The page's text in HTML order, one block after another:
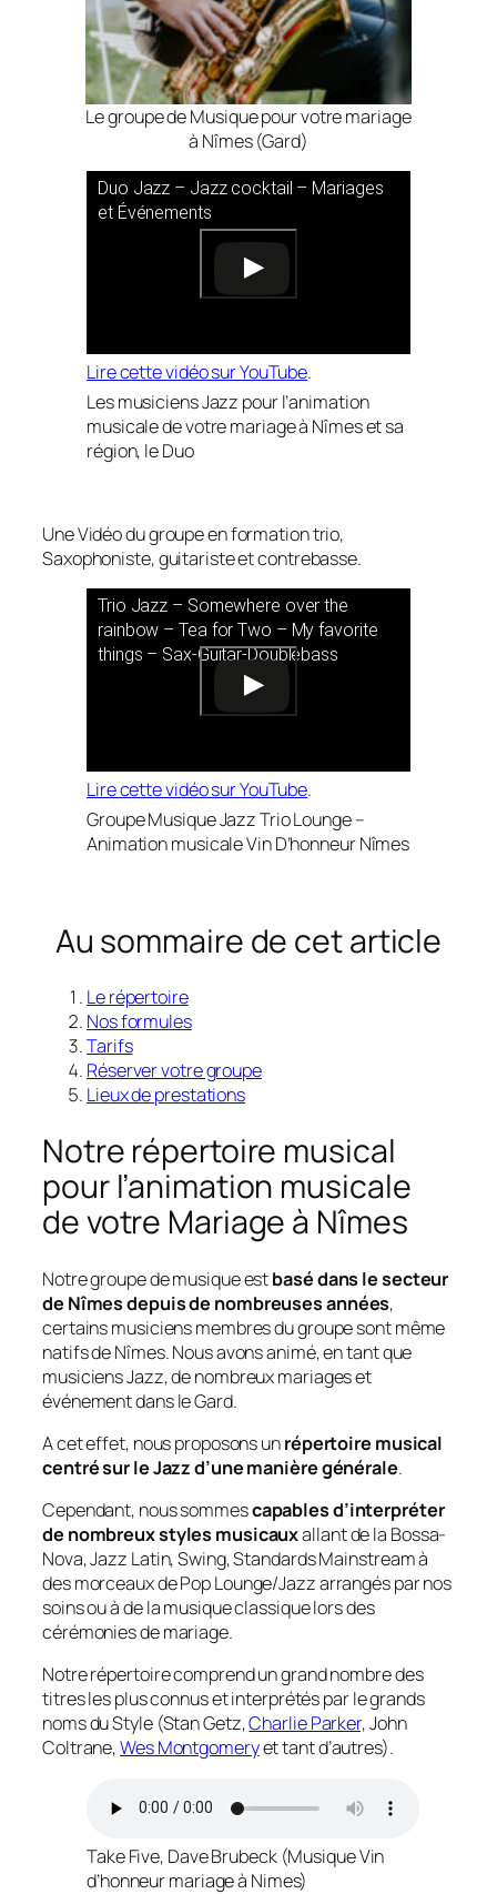
Le groupe de Musique pour votre mariage
à Nîmes (Gard)
Duo Jazz – Jazz cocktail – Mariages
et Événements
Lire cette vidéo sur YouTube.
Les musiciens Jazz pour l’animation
musicale de votre mariage à Nîmes et sa
région, le Duo
Une Vidéo du groupe en formation trio,
Saxophoniste, guitariste et contrebasse.
Trio Jazz – Somewhere over the
rainbow – Tea for Two – My favorite
things – Sax-Guitar-Doublebass
Lire cette vidéo sur YouTube.
Groupe Musique Jazz Trio Lounge –
Animation musicale Vin D’honneur Nîmes
Au sommaire de cet article
Le répertoire
Nos formules
Tarifs
Réserver votre groupe
Lieux de prestations
Notre répertoire musical
pour l’animation musicale
de votre Mariage à Nîmes
Notre groupe de musique estbasé dans le secteur
de Nîmes depuis de nombreuses années,
certains musiciens membres du groupe sont même
natifs de Nîmes. Nous avons animé, en tant que
musiciens Jazz, de nombreux mariages et
événement dans le Gard.
A cet effet, nous proposons unrépertoire musical
centré sur le Jazz d’une manière générale.
Cependant, nous sommescapables d’interpréter
de nombreux styles musicauxallant de la Bossa-
Nova, Jazz Latin, Swing, Standards Mainstream à
des morceaux de Pop Lounge/Jazz arrangés par nos
soins ou à de la musique classique lors des
cérémonies de mariage.
Notre répertoire comprend un grand nombre des
titres les plus connus et interprétés par le grands
noms du Style (Stan Getz,Charlie Parker,John
Coltrane,Wes Montgomeryet tant d’autres).
Take Five, Dave Brubeck (Musique Vin
d’honneur mariage à Nimes)